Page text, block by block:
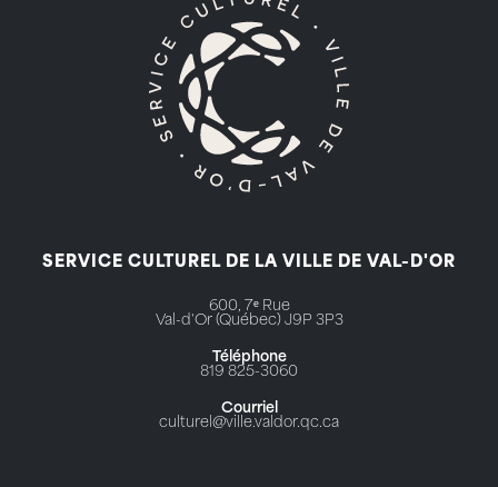
SERVICE CULTUREL DE LA VILLE DE VAL-D'OR
600, 7ᵉ Rue
Val-d'Or (Québec) J9P 3P3
Téléphone
819 825-3060
Courriel
culturel@ville.valdor.qc.ca